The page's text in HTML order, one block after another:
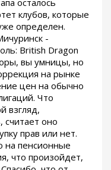
осталось
клубов, которые
определен.
-
British Dragon
вы умницы, но
на рынке
цен на обычно
Что
взгляд,
считает оно
прав или нет.
на пенсионные
что произойдет,